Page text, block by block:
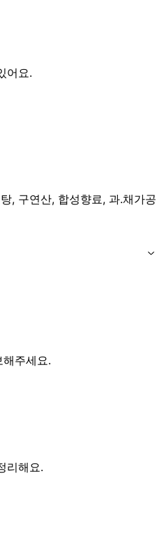
어요.
, 구연산, 합성향료, 과.채가공
주세요.
리해요.